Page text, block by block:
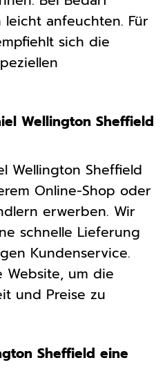
leicht anfeuchten. Für
sich die
Wellington Sheffield
Wellington Sheffield
Online-Shop oder
erwerben. Wir
schnelle Lieferung
Kundenservice.
Website, um die
und Preise zu
Sheffield eine